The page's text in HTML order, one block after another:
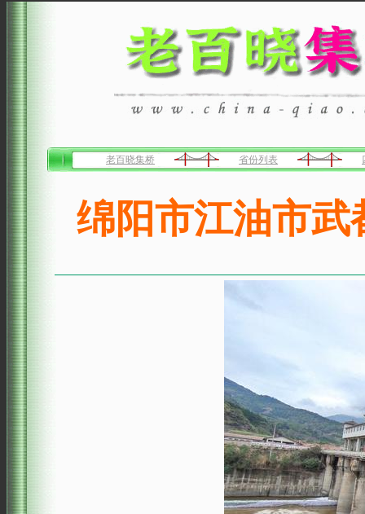
老百晓集桥 省份列表
绵阳市江油市武